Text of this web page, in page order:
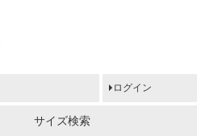
ログイン
サイズ検索